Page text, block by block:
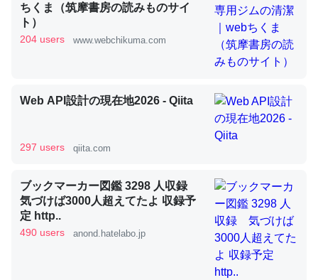
コオロギのカルシウム分はエビの600分の1程度。
─ニュース :: 【研究発表】昆虫学の大問題＝「昆虫はなぜ海にいな
いのか」に関する新仮説
論文では「淡水はカルシウムも酸素も不足してて両方に不
利だから両方が拮抗してるのでは」とあって面白い。海に
ずキチンを強化してる筈だが、酵素が違うのか？
─ニュース :: 【研究発表】昆虫学の大問題＝「昆虫はなぜ海にいな
いのか」に関する新仮説
ちくま（筑摩書房の読みものサイ
ト）
204 users www.webchikuma.com
Web API設計の現在地2026 - Qiita
297 users qiita.com
ブックマーカー図鑑 3298 人収録
気づけば3000人超えてたよ 収録予
定 http..
490 users anond.hatelabo.jp